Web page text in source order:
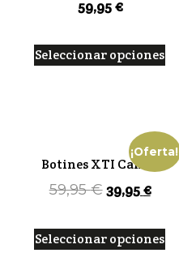
59,95€
Seleccionar opciones
¡Oferta!
Botines XTI Camel
59,95€39,95€
Seleccionar opciones